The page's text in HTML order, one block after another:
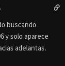
buscando
y solo aparece
adelantas.